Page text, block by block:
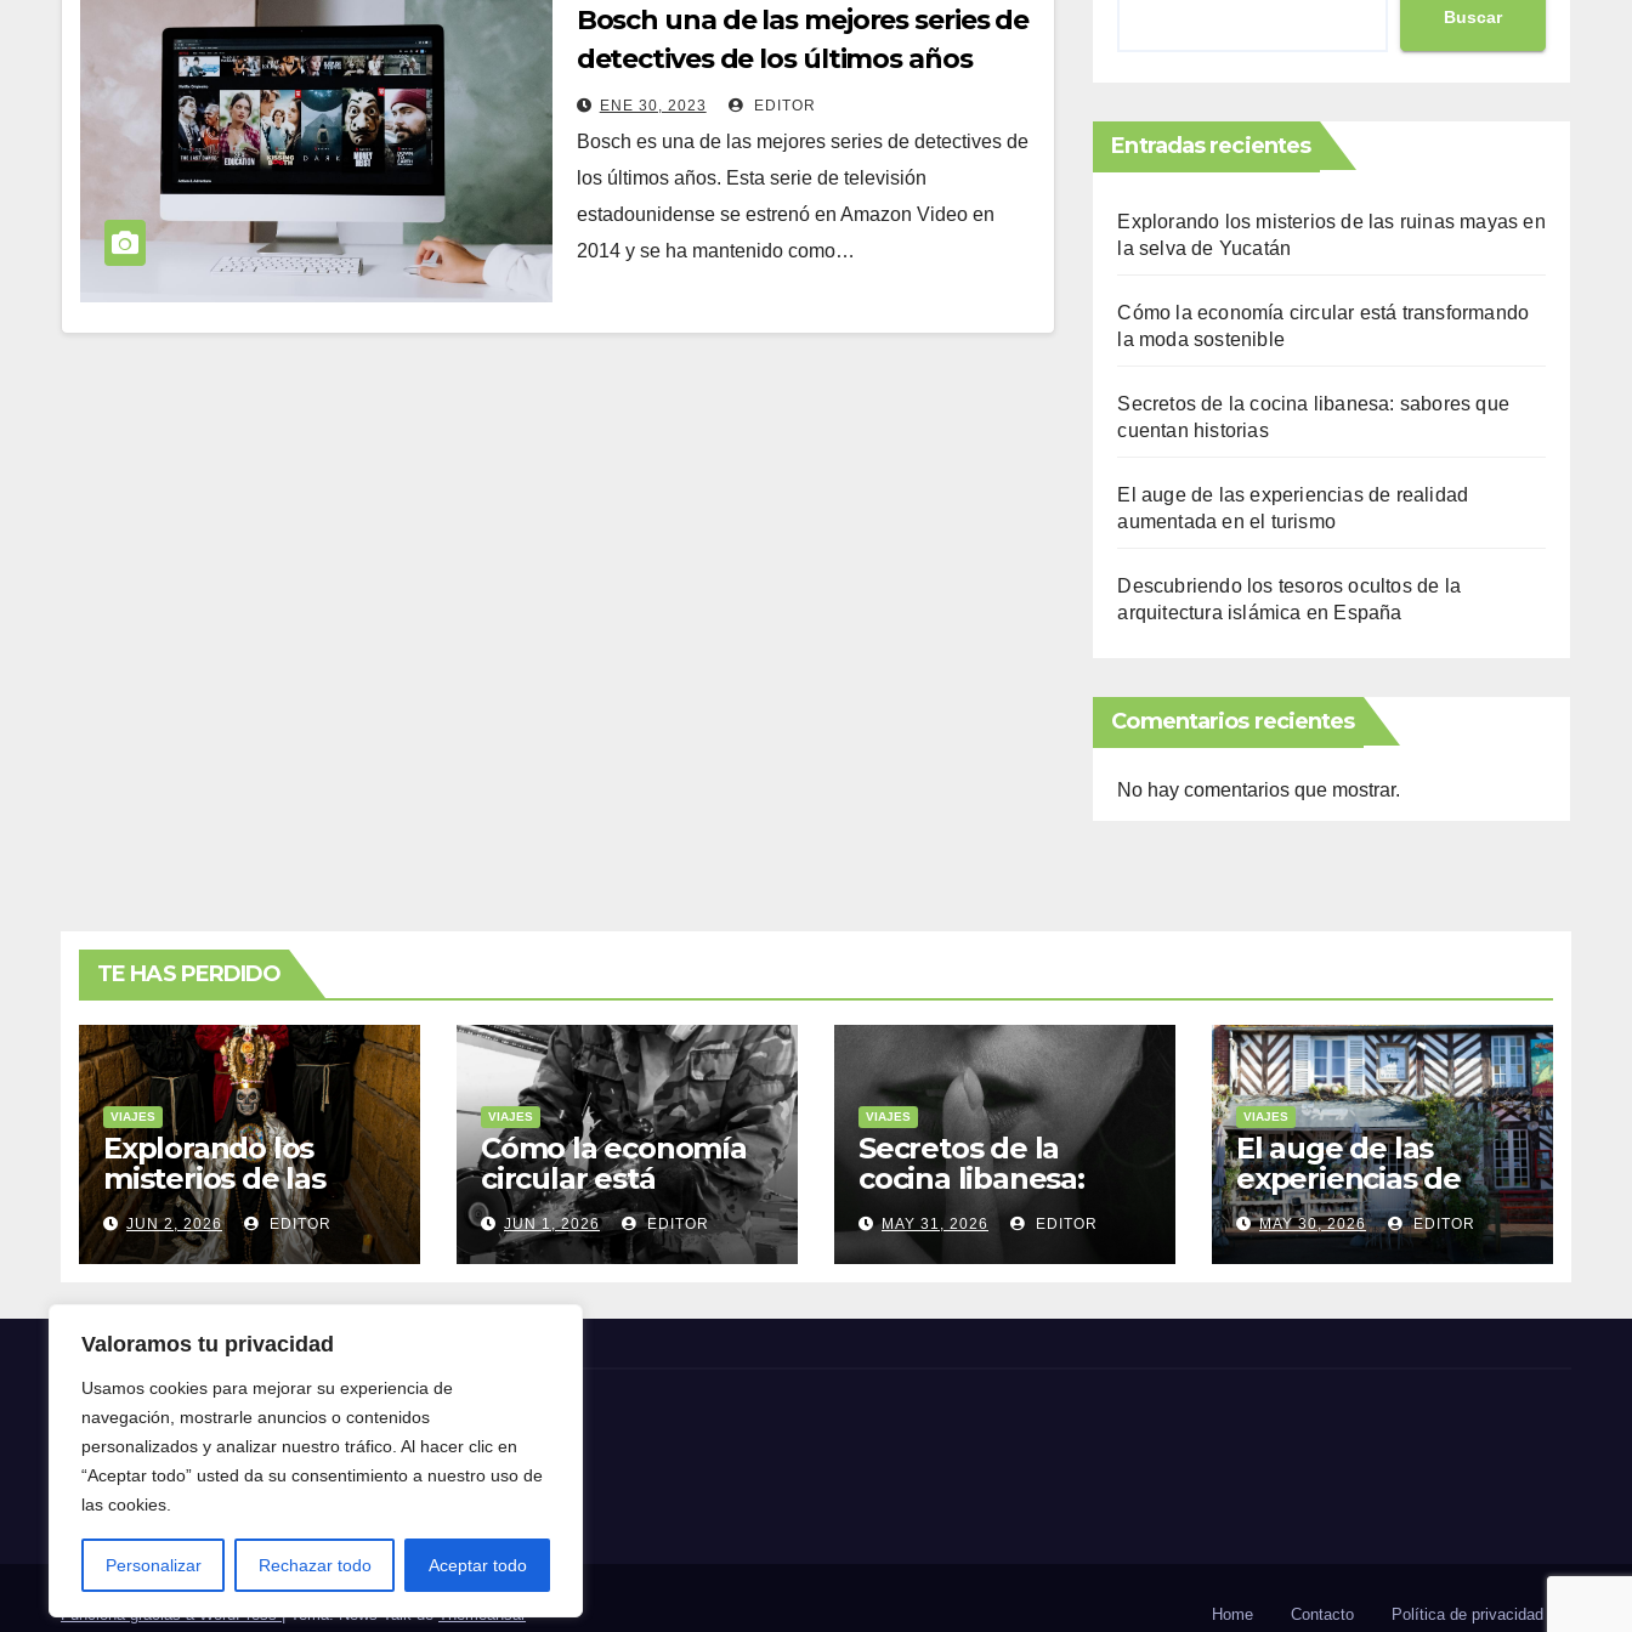
Valoramos tu privacidad
Usamos cookies para mejorar su experiencia de
navegación, mostrarle anuncios o contenidos
personalizados y analizar nuestro tráfico. Al hacer clic en
“Aceptar todo” usted da su consentimiento a nuestro uso de
las cookies.
Personalizar Rechazar todo Aceptar todo
Bosch una de las mejores series de
detectives de los últimos años
ENE 30, 2023 EDITOR
Bosch es una de las mejores series de detectives de
los últimos años. Esta serie de televisión
estadounidense se estrenó en Amazon Video en
2014 y se ha mantenido como…
Buscar
Entradas recientes
Explorando los misterios de las ruinas mayas en
la selva de Yucatán
Cómo la economía circular está transformando
la moda sostenible
Secretos de la cocina libanesa: sabores que
cuentan historias
El auge de las experiencias de realidad
aumentada en el turismo
Descubriendo los tesoros ocultos de la
arquitectura islámica en España
Comentarios recientes
No hay comentarios que mostrar.
TE HAS PERDIDO
VIAJES
Explorando los
misterios de las
ruinas mayas en la
selva de Yucatán
JUN 2, 2026 EDITOR
VIAJES
Cómo la economía
circular está
transformando la
moda sostenible
JUN 1, 2026 EDITOR
VIAJES
Secretos de la
cocina libanesa:
sabores que
cuentan historias
MAY 31, 2026 EDITOR
VIAJES
El auge de las
experiencias de
realidad aumentada
en el turismo
MAY 30, 2026 EDITOR
Crónica24
Crónica 24
Funciona gracias a WordPress|Tema: News Talk deThemeansar Home Contacto Política de privacidad